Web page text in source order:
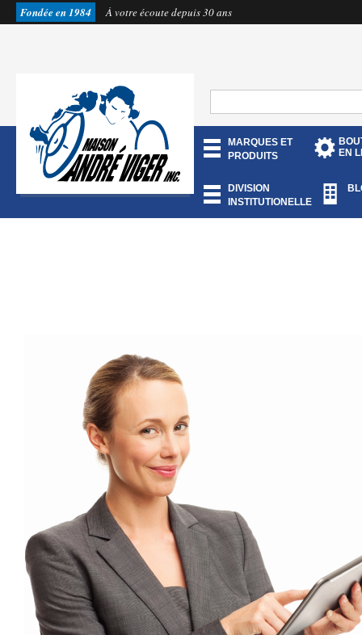
Fondée en 1984 À votre écoute depuis 30 ans
MARQUES ET
PRODUITS
EN
DIVISION
INSTITUTIONELLE